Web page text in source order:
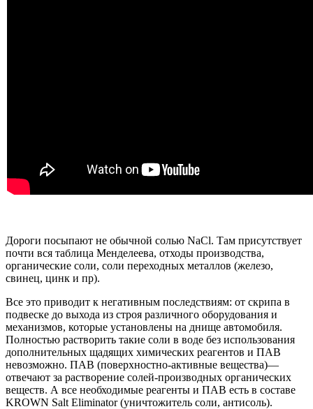
Дороги посыпают не обычной солью NaCl. Там присутствует
почти вся таблица Менделеева, отходы производства,
органические соли, соли переходных металлов (железо,
свинец, цинк и пр).
Все это приводит к негативным последствиям: от скрипа в
подвеске до выхода из строя различного оборудования и
механизмов, которые установлены на днище автомобиля.
Полностью растворить такие соли в воде без использования
дополнительных щадящих химических реагентов и ПАВ
невозможно. ПАВ (поверхностно-активные вещества)—
отвечают за растворение солей-производных органических
веществ. А все необходимые реагенты и ПАВ есть в составе
KROWN Salt Eliminator (уничтожитель соли, антисоль).